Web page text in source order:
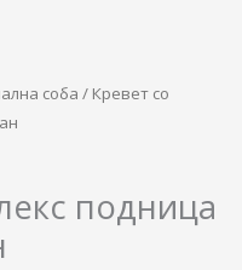
соба / Кревет со
подница